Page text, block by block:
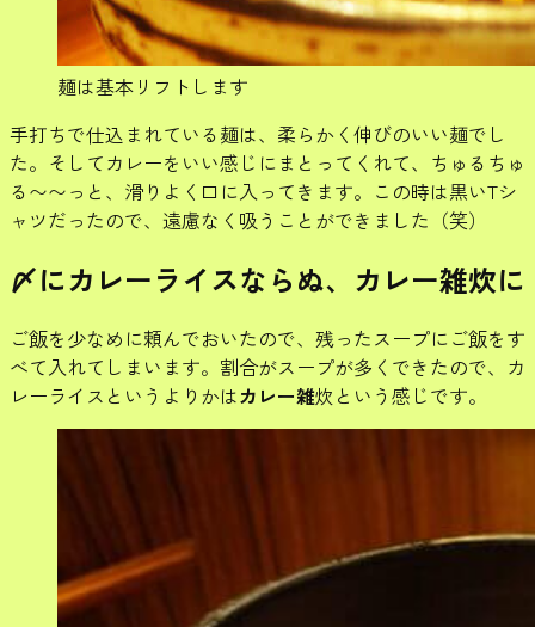
麺は基本リフトします
手打ちで仕込まれている麺は、柔らかく伸びのいい麺でし
た。そしてカレーをいい感じにまとってくれて、ちゅるちゅ
る〜〜っと、滑りよく口に入ってきます。この時は黒いTシ
ャツだったので、遠慮なく吸うことができました（笑）
〆にカレーライスならぬ、カレー雑炊に
ご飯を少なめに頼んでおいたので、残ったスープにご飯をす
べて入れてしまいます。割合がスープが多くできたので、カ
レーライスというよりかはカレー雑炊という感じです。